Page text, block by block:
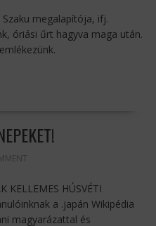
megalapítója, ifj.
óriási űrt hagyva maga után.
KELLEMES HÚSVÉTI
a .japán Wikipédia
magyarázattal és